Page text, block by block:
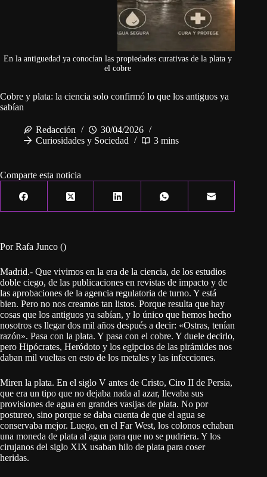
En la antiguedad ya conocían las propiedades curativas de la plata y
el cobre
Cobre y plata: la ciencia solo confirmó lo que los antiguos ya
sabían
Redacción
30/04/2026
Curiosidades y Sociedad
3 mins
Comparte esta noticia
Por Rafa Junco ()
Madrid.- Que vivimos en la era de la ciencia, de los estudios
doble ciego, de las publicaciones en revistas de impacto y de
las aprobaciones de la agencia regulatoria de turno. Y está
bien. Pero no nos creamos tan listos. Porque resulta que hay
cosas que los antiguos ya sabían, y lo único que hemos hecho
nosotros es llegar dos mil años después a decir: «Ostras, tenían
razón». Pasa con la plata. Y pasa con el cobre. Y duele decirlo,
pero Hipócrates, Heródoto y los egipcios de las pirámides nos
daban mil vueltas en esto de los metales y las infecciones.
Miren la plata. En el siglo V antes de Cristo, Ciro II de Persia,
que era un tipo que no dejaba nada al azar, llevaba sus
provisiones de agua en grandes vasijas de plata. No por
postureo, sino porque se daba cuenta de que el agua se
conservaba mejor. Luego, en el Far West, los colonos echaban
una moneda de plata al agua para que no se pudriera. Y los
cirujanos del siglo XIX usaban hilo de plata para coser
heridas.